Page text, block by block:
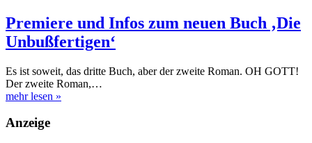
Premiere und Infos zum neuen Buch ‚Die
Unbußfertigen‘
Es ist soweit, das dritte Buch, aber der zweite Roman. OH GOTT!
Der zweite Roman,…
mehr lesen »
Anzeige